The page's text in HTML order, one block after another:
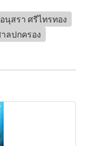
อนุสรา ศรีไทรทอง
ลปกครอง